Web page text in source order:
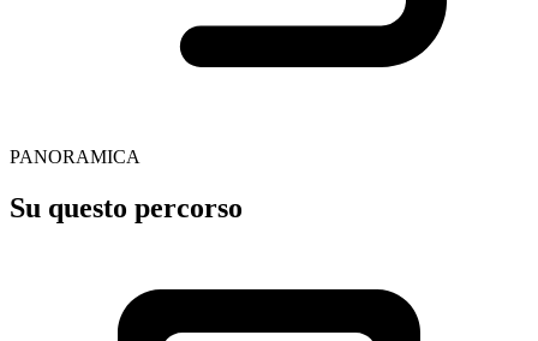
PANORAMICA
Su questo percorso